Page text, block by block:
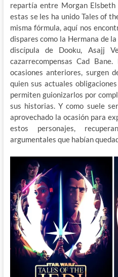
repartía entre Morgan
estas se les ha unido Tales of
misma fórmula, aquí nos
dispares como la Hermana de
discípula de Dooku, Asajj
cazarrecompensas Cad
ocasiones anteriores, surgen
quien sus actuales
permiten guionizarlos por
sus historias. Y como suele
aprovechado la ocasión para
estos personajes,
argumentales que habían